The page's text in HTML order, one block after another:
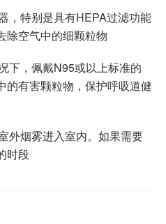
，特别是具有HEPA过滤功能
除空气中的细颗粒物
下，佩戴N95或以上标准的
的有害颗粒物，保护呼吸道健
外烟雾进入室内。如果需要
时段